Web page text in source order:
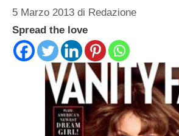
5 Marzo 2013 di Redazione
Spread the love